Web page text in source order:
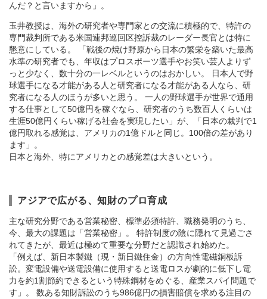
んだ？と言いますから」。
玉井教授は、海外の研究者や専門家との交流に積極的で、特許の
専門裁判所である米国連邦巡回区控訴裁のレーダー長官とは特に
懇意にしている。 「戦後の焼け野原から日本の繁栄を築いた最高
水準の研究者でも、年収はプロスポーツ選手やお笑い芸人よりず
っと少なく、数十分の一レベルというのはおかしい。 日本人で野
球選手になる才能がある人と研究者になる才能がある人なら、研
究者になる人のほうが多いと思う。 一人の野球選手が世界で通用
する仕事として50億円を稼ぐなら、研究者のうち数百人くらいは
生涯50億円くらい稼げる社会を実現したい」が、「日本の裁判で1
億円取れる感覚は、アメリカの1億ドルと同じ。100倍の差があり
ます」。
日本と海外、特にアメリカとの感覚差は大きいという。
アジアで広がる、知財のプロ育成
主な研究分野である営業秘密、標準必須特許、職務発明のうち、
今、最大の課題は「営業秘密」。 特許制度の陰に隠れて見過ごさ
れてきたが、最近は極めて重要な分野だと認識され始めた。
「例えば、新日本製鐵（現・新日鐵住金）の方向性電磁銅板訴
訟。変電設備や送電設備に使用すると送電ロスが劇的に低下し電
力を約1割節約できるという特殊鋼材をめぐる、産業スパイ問題で
す」。 数ある知財訴訟のうち986億円の損害賠償を求める注目の